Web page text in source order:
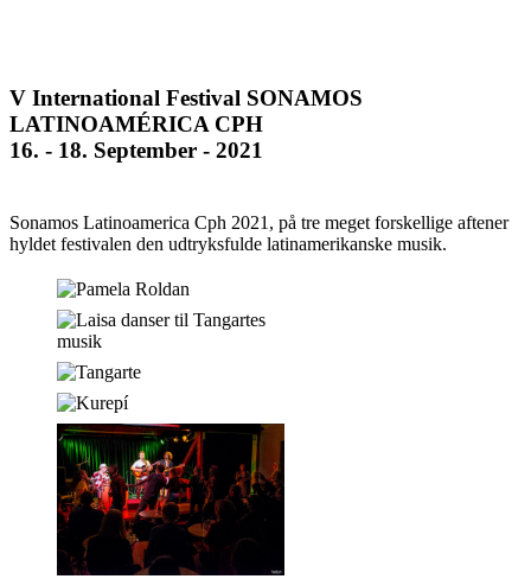
V International Festival SONAMOS
LATINOAMÉRICA CPH
16. - 18. September - 2021
Sonamos Latinoamerica Cph 2021, på tre meget forskellige aftener
hyldet festivalen den udtryksfulde latinamerikanske musik.